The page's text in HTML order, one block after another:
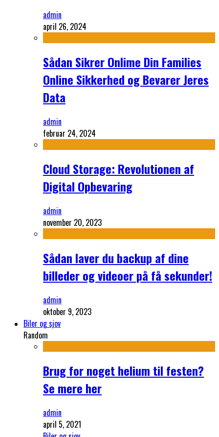
admin
april 26, 2024
Sådan Sikrer Onlime Din Families
Online Sikkerhed og Bevarer Jeres
Data
admin
februar 24, 2024
Cloud Storage: Revolutionen af
Digital Opbevaring
admin
november 20, 2023
Sådan laver du backup af dine
billeder og videoer på få sekunder!
admin
oktober 9, 2023
Biler og sjov
Random
Brug for noget helium til festen?
Se mere her
admin
april 5, 2021